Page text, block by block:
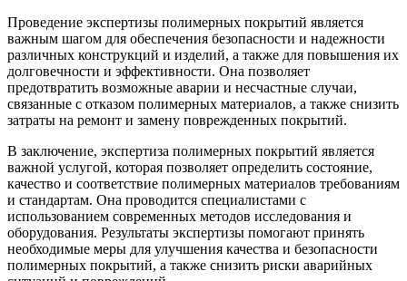
Проведение экспертизы полимерных покрытий является
важным шагом для обеспечения безопасности и надежности
различных конструкций и изделий, а также для повышения их
долговечности и эффективности. Она позволяет
предотвратить возможные аварии и несчастные случаи,
связанные с отказом полимерных материалов, а также снизить
затраты на ремонт и замену поврежденных покрытий.
В заключение, экспертиза полимерных покрытий является
важной услугой, которая позволяет определить состояние,
качество и соответствие полимерных материалов требованиям
и стандартам. Она проводится специалистами с
использованием современных методов исследования и
оборудования. Результаты экспертизы помогают принять
необходимые меры для улучшения качества и безопасности
полимерных покрытий, а также снизить риски аварийных